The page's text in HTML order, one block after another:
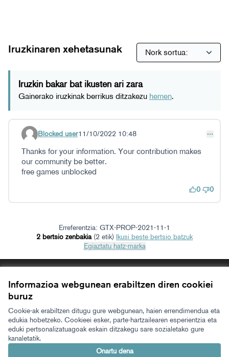
Informazioa webgunean erabiltzen diren cookiei
buruz
Cookie-ak erabiltzen ditugu gure webgunean, haien errendimendua eta
edukia hobetzeko. Cookieei esker, parte-hartzailearen esperientzia eta
eduki pertsonalizatuagoak eskain ditzakegu sare sozialetako gure
kanaletatik.
Onartu dena
Iruzkinaren xehetasunak
Iruzkin bakar bat ikusten ari zara
Gainerako iruzkinak berrikus ditzakezu hemen­.
Iruzkindu 24
Blocked user11/10/2022 10:48
Thanks for your information. Your contribution makes
our community be better.
free games unblocked
0 0
Erreferentzia: GTX-PROP-2021-11-1
2 bertsio zenbakia(2 etik) ikusi beste bertsio batzuk
Egiaztatu hatz-marka
Cookien konfigurazioa
Zeugaz Xen
(Kanpoko esteka)
Zeugaz Facebooken
(Kanpoko esteka)
(Kanpoko esteka)
(Kanpoko esteka)
(Kanpoko esteka)
Euskara
Aukeratu hizkuntza Elegir el idioma